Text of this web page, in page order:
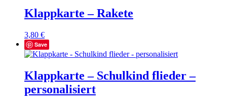
Klappkarte – Rakete
3,80 €
Save
Klappkarte – Schulkind flieder –
personalisiert